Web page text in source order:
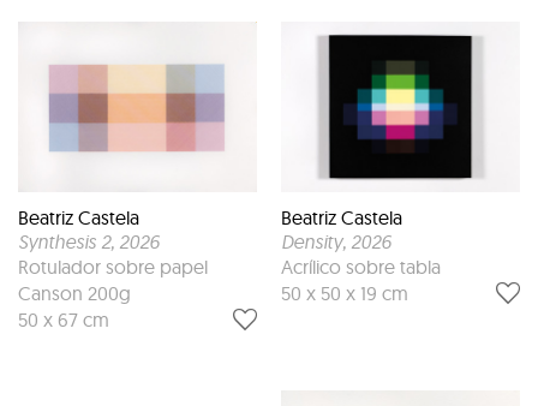
Beatriz Castela
Synthesis 2, 2026
Rotulador sobre papel
Canson 200g
50 x 67 cm
Beatriz Castela
Density, 2026
Acrílico sobre tabla
50 x 50 x 19 cm